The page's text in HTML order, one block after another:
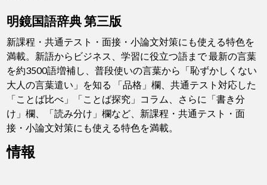
明鏡国語辞典 第三版
新課程・共通テスト・面接・小論文対策にも使える特色を
満載。新語からビジネス、学習に役立つ語まで 最新の言葉
を約3500語増補し、普段使いの言葉から「恥ずかしくない
大人の言葉遣い」を知る 「品格」欄、共通テスト対応した
「ことば比べ」「ことば探究」コラム、さらに「書き分
け」欄、「読み分け」欄など、新課程・共通テスト・面
接・小論文対策にも使える特色を満載。
情報